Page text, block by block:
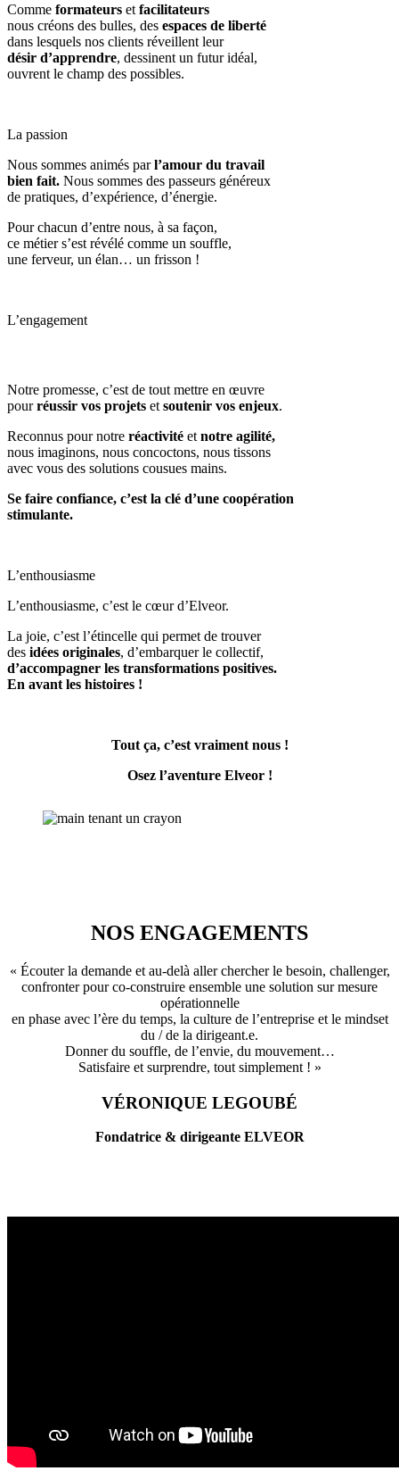
Comme formateurs et facilitateurs
nous créons des bulles, des espaces de liberté
dans lesquels nos clients réveillent leur
désir d’apprendre, dessinent un futur idéal,
ouvrent le champ des possibles.
La passion
Nous sommes animés parl’amour du travail
bien fait. Nous sommes des passeurs généreux
de pratiques, d’expérience, d’énergie.
Pour chacun d’entre nous, à sa façon,
ce métier s’est révélé comme un souffle,
une ferveur, un élan… un frisson !
L’engagement
Notre promesse, c’est de tout mettre en œuvre
pourréussir vos projets et soutenir vos enjeux.
Reconnus pour notre réactivité et notre agilité,
nous imaginons, nous concoctons, nous tissons
avec vous des solutions cousues mains.
Se faire confiance, c’est la clé d’une coopération
stimulante.
L’enthousiasme
L’enthousiasme, c’est le cœur d’Elveor.
La joie, c’est l’étincelle qui permet de trouver
des idées originales, d’embarquer le collectif,
d’accompagner les transformations positives.
En avant les histoires !
Tout ça, c’est vraiment nous !
Osez l’aventure Elveor !
NOS ENGAGEMENTS
« Écouter la demande et au-delà aller chercher le besoin, challenger,
confronter pour co-construire ensemble une solution sur mesure
opérationnelle
en phase avec l’ère du temps, la culture de l’entreprise et le mindset
du / de la dirigeant.e.
Donner du souffle, de l’envie, du mouvement…
Satisfaire et surprendre, tout simplement ! »
VÉRONIQUE LEGOUBÉ
Fondatrice & dirigeante ELVEOR